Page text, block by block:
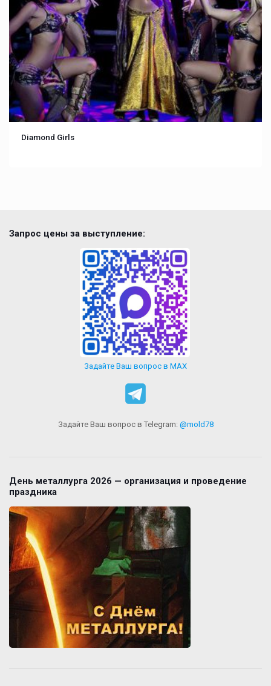
Diamond Girls
Запрос цены за выступление:
Задайте Ваш вопрос в MAX
Задайте Ваш вопрос в Telegram: @mold78
День металлурга 2026 — организация и проведение
праздника